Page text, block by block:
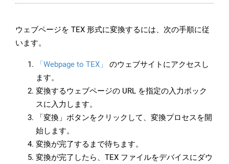
ウェブページを TEX 形式に変換するには、次の手順に従
います。
「Webpage to TEX」
のウェブサイトにアクセスし
ます。
変換するウェブページの URL を指定の入力ボック
スに入力します。
「変換」ボタンをクリックして、変換プロセスを開
始します。
変換が完了するまで待ちます。
変換が完了したら、TEX ファイルをデバイスにダウ